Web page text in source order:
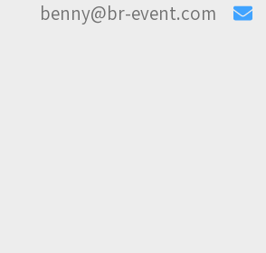
benny@br-event.com